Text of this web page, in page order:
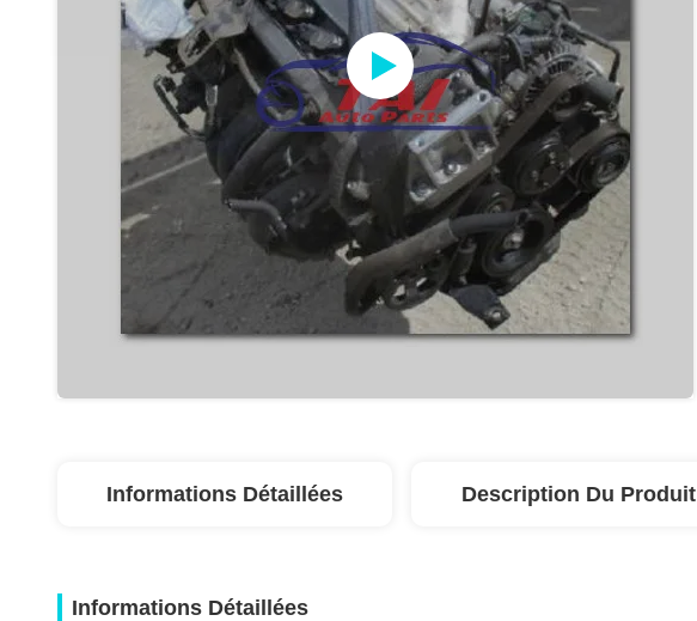
Informations Détaillées Description Du Produit
Informations Détaillées